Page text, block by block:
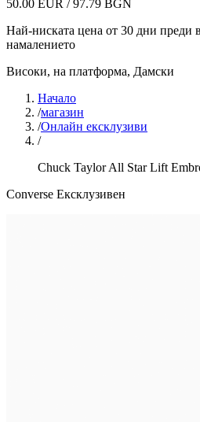
50.00 EUR / 97.79 BGN
Най-ниската цена от 30 дни преди
намалението
Високи, на платформа, Дамски
Начало
/магазин
/Онлайн ексклузиви
/
Chuck Taylor All Star Lift
Converse Ексклузивен